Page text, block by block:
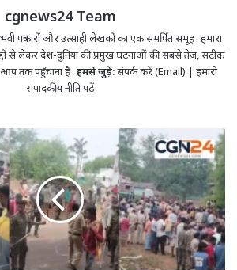
cgnews24 Team
पत्रकारों और उत्साही लेखकों का एक समर्पित समूह। हमारा
से लेकर देश-दुनिया की प्रमुख घटनाओं की सबसे तेज़, सटीक
तक पहुँचाना है। हमसे जुड़ें:संपर्क करें (Email) | हमारी
संपादकीय नीति पढ़ें